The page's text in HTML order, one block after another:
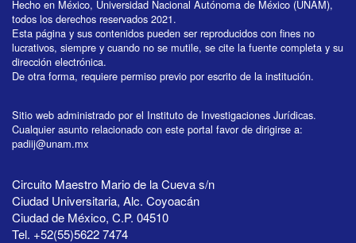
Hecho en México, Universidad Nacional Autónoma de México (UNAM),
todos los derechos reservados 2021.
Esta página y sus contenidos pueden ser reproducidos con fines no
lucrativos, siempre y cuando no se mutile, se cite la fuente completa y su
dirección electrónica.
De otra forma, requiere permiso previo por escrito de la institución.
Sitio web administrado por el Instituto de Investigaciones Jurídicas.
Cualquier asunto relacionado con este portal favor de dirigirse a:
padiij@unam.mx
Circuito Maestro Mario de la Cueva s/n
Ciudad Universitaria, Alc. Coyoacán
Ciudad de México, C.P. 04510
Tel. +52(55)5622 7474